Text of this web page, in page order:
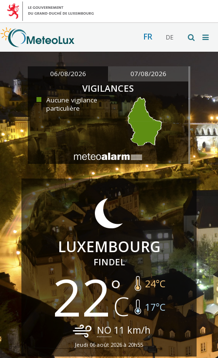
FR DE
06/08/2026 07/08/2026
VIGILANCES
Aucune vigilance
particulière
LUXEMBOURG
FINDEL
22 24°C
17°C
NO 11 km/h
Jeudi 06 août 2026 à 20h55